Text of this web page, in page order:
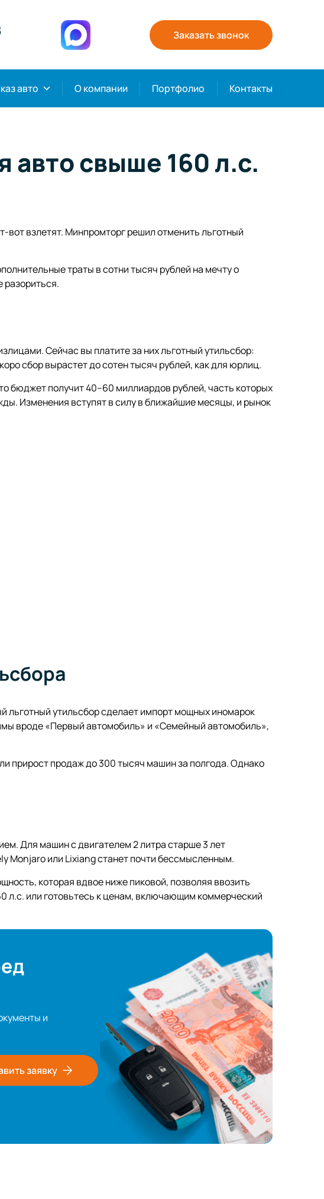
Заказать звонок
авто О компании Портфолио Контакты
авто свыше 160 л.с.
взлетят. Минпромторг решил отменить льготный
траты в сотни тысяч рублей на мечту о
разориться.
Сейчас вы платите за них льготный утильсбор:
сбор вырастет до сотен тысяч рублей, как для юрлиц.
бюджет получит 40–60 миллиардов рублей, часть которых
Изменения вступят в силу в ближайшие месяцы, и рынок
льготный утильсбор сделает импорт мощных иномарок
вроде «Первый автомобиль» и «Семейный автомобиль»,
прирост продаж до 300 тысяч машин за полгода. Однако
Для машин с двигателем 2 литра старше 3 лет
Monjaro или Lixiang станет почти бессмысленным.
которая вдвое ниже пиковой, позволяя ввозить
л.с. или готовьтесь к ценам, включающим коммерческий
и
заявку